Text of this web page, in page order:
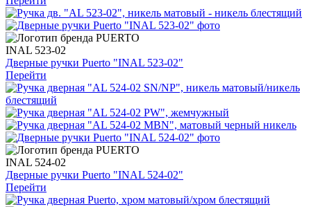
INAL 523-02
Дверные ручки Puerto "INAL 523-02"
Перейти
INAL 524-02
Дверные ручки Puerto "INAL 524-02"
Перейти